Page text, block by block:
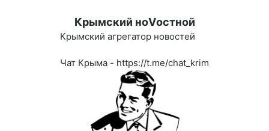
Крымский ноVостной
Крымский агрегатор новостей
Чат Крыма - https://t.me/chat_krim